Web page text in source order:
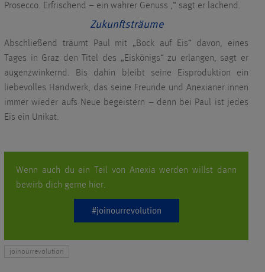
Prosecco. Erfrischend – ein wahrer Genuss ,“ sagt er lachend.
Zukunftsträume
Abschließend träumt Paul mit „Bock auf Eis“ davon, eines
Tages in Graz den Titel des „Eiskönigs“ zu erlangen, sagt er
augenzwinkernd. Bis dahin bleibt seine Eisproduktion ein
liebevolles Handwerk, das seine Freunde und Anexianer:innen
immer wieder aufs Neue begeistern – denn bei Paul ist jedes
Eis ein Unikat.
Wenn auch du ein Teil von Anexia werden willst dann
bewirb dich gerne hier.
#joinourrevolution
joinourrevolution